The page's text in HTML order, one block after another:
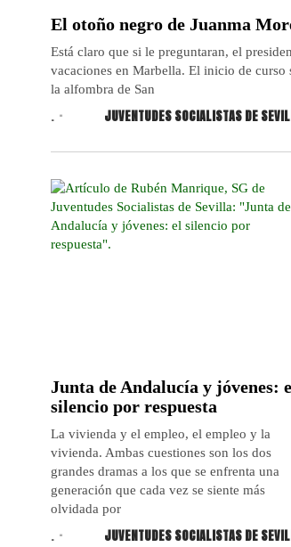
El otoño negro de Juanma
Está claro que si le preguntaran, el
vacaciones en Marbella. El inicio de curso
la alfombra de San
. JUVENTUDES SOCIALISTAS DE
Junta de Andalucía y jóvenes:
silencio por respuesta
La vivienda y el empleo, el empleo y la
vivienda. Ambas cuestiones son los dos
grandes dramas a los que se enfrenta una
generación que cada vez se siente más
olvidada por
. JUVENTUDES SOCIALISTAS DE